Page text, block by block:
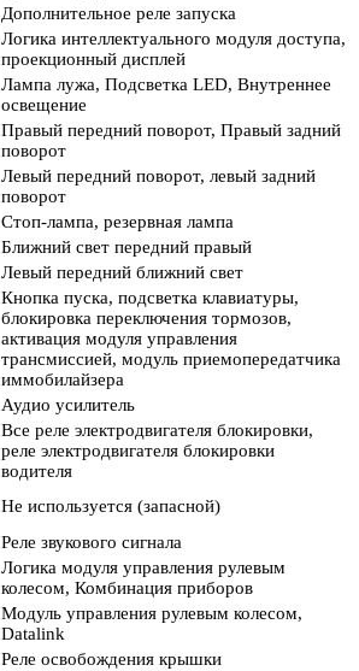
Дополнительное реле запуска
Логика интеллектуального модуля доступа,
проекционный дисплей
Лампа лужа, Подсветка LED, Внутреннее
освещение
Правый передний поворот, Правый задний
поворот
Левый передний поворот, левый задний
поворот
Стоп-лампа, резервная лампа
Ближний свет передний правый
Левый передний ближний свет
Кнопка пуска, подсветка клавиатуры,
блокировка переключения тормозов,
активация модуля управления
трансмиссией, модуль приемопередатчика
иммобилайзера
Аудио усилитель
Все реле электродвигателя блокировки,
реле электродвигателя блокировки
водителя
Не используется (запасной)
Реле звукового сигнала
Логика модуля управления рулевым
колесом, Комбинация приборов
Модуль управления рулевым колесом,
Datalink
Реле освобождения крышки